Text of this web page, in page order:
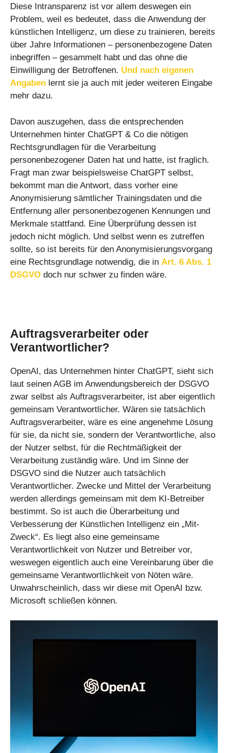
Diese Intransparenz ist vor allem deswegen ein
Problem, weil es bedeutet, dass die Anwendung der
künstlichen Intelligenz, um diese zu trainieren, bereits
über Jahre Informationen – personenbezogene Daten
inbegriffen – gesammelt habt und das ohne die
Einwilligung der Betroffenen. Und nach eigenen
Angaben lernt sie ja auch mit jeder weiteren Eingabe
mehr dazu.
Davon auszugehen, dass die entsprechenden
Unternehmen hinter ChatGPT & Co die nötigen
Rechtsgrundlagen für die Verarbeitung
personenbezogener Daten hat und hatte, ist fraglich.
Fragt man zwar beispielsweise ChatGPT selbst,
bekommt man die Antwort, dass vorher eine
Anonymisierung sämtlicher Trainingsdaten und die
Entfernung aller personenbezogenen Kennungen und
Merkmale stattfand. Eine Überprüfung dessen ist
jedoch nicht möglich. Und selbst wenn es zutreffen
sollte, so ist bereits für den Anonymisierungsvorgang
eine Rechtsgrundlage notwendig, die in Art. 6 Abs. 1
DSGVO doch nur schwer zu finden wäre.
Auftragsverarbeiter oder
Verantwortlicher?
OpenAI, das Unternehmen hinter ChatGPT, sieht sich
laut seinen AGB im Anwendungsbereich der DSGVO
zwar selbst als Auftragsverarbeiter, ist aber eigentlich
gemeinsam Verantwortlicher. Wären sie tatsächlich
Auftragsverarbeiter, wäre es eine angenehme Lösung
für sie, da nicht sie, sondern der Verantwortliche, also
der Nutzer selbst, für die Rechtmäßigkeit der
Verarbeitung zuständig wäre. Und im Sinne der
DSGVO sind die Nutzer auch tatsächlich
Verantwortlicher. Zwecke und Mittel der Verarbeitung
werden allerdings gemeinsam mit dem KI-Betreiber
bestimmt. So ist auch die Überarbeitung und
Verbesserung der Künstlichen Intelligenz ein „Mit-
Zweck“. Es liegt also eine gemeinsame
Verantwortlichkeit von Nutzer und Betreiber vor,
weswegen eigentlich auch eine Vereinbarung über die
gemeinsame Verantwortlichkeit von Nöten wäre.
Unwahrscheinlich, dass wir diese mit OpenAI bzw.
Microsoft schließen können.